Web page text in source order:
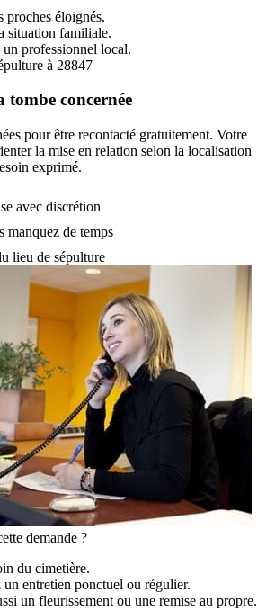
proches éloignés.
situation familiale.
professionnel local.
à 28847
tombe concernée
pour être recontacté gratuitement. Votre
la mise en relation selon la localisation
exprimé.
avec discrétion
manquez de temps
lieu de sépulture
demande ?
du cimetière.
un entretien ponctuel ou régulier.
un fleurissement ou une remise au propre.